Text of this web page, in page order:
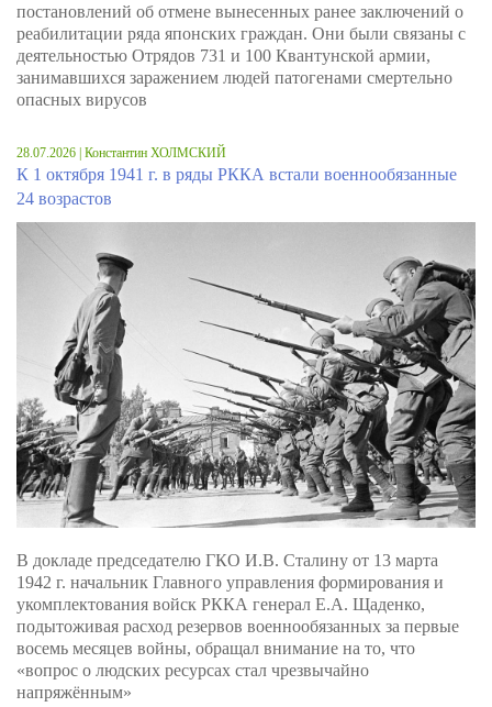
постановлений об отмене вынесенных ранее заключений о
реабилитации ряда японских граждан. Они были связаны с
деятельностью Отрядов 731 и 100 Квантунской армии,
занимавшихся заражением людей патогенами смертельно
опасных вирусов
28.07.2026 | Константин ХОЛМСКИЙ
К 1 октября 1941 г. в ряды РККА встали военнообязанные
24 возрастов
В докладе председателю ГКО И.В. Сталину от 13 марта
1942 г. начальник Главного управления формирования и
укомплектования войск РККА генерал Е.А. Щаденко,
подытоживая расход резервов военнообязанных за первые
восемь месяцев войны, обращал внимание на то, что
«вопрос о людских ресурсах стал чрезвычайно
напряжённым»